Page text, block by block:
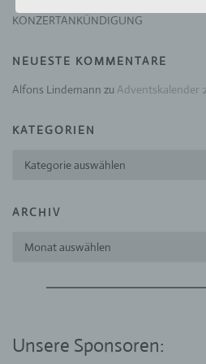
KONZERTANKÜNDIGUNG
NEUESTE KOMMENTARE
Alfons Lindemann zu Adventskalender
KATEGORIEN
Kategorien
ARCHIV
Archiv
Unsere Sponsoren:
soll sowohl für die
gewährleisten, möchten wir
Begrifflichkeiten erläutern.
unter anderem die folgenden
Informationen, die sich
Folgenden „betroffene
Online-Kennung oder zu